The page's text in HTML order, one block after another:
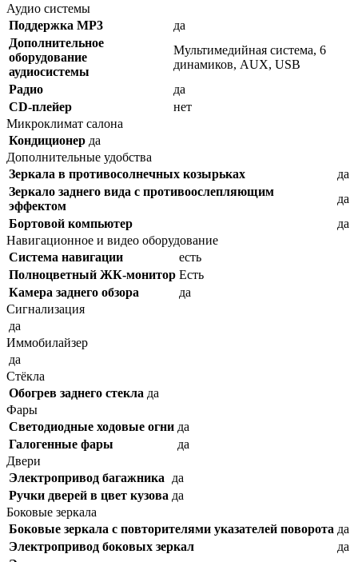
Аудио системы
Поддержка MP3
да
Дополнительное
оборудование
аудиосистемы
Мультимедийная система, 6
динамиков, AUX, USB
Радио
да
CD-плейер
нет
Микроклимат салона
Кондиционер да
Дополнительные удобства
Зеркала в противосолнечных козырьках
да
Зеркало заднего вида с противоослепляющим
эффектом
да
Бортовой компьютер
да
Навигационное и видео оборудование
Система навигации
есть
Полноцветный ЖК-монитор Есть
Камера заднего обзора
да
Сигнализация
да
Иммобилайзер
да
Стёкла
Обогрев заднего стекла да
Фары
Светодиодные ходовые огни да
Галогенные фары
да
Двери
Электропривод багажника
да
Ручки дверей в цвет кузова да
Боковые зеркала
Боковые зеркала с повторителями указателей поворота да
Электропривод боковых зеркал
да